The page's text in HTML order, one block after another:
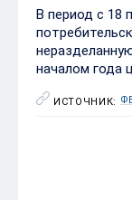
В период с 18
началом года
ИСТОЧНИК: